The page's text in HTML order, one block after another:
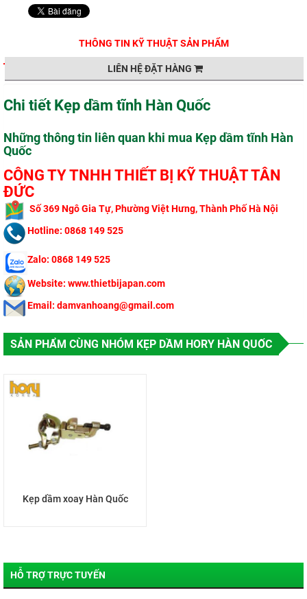
THÔNG TIN KỸ THUẬT SẢN PHẨM
LIÊN HỆ ĐẶT HÀNG
Chi tiết Kẹp dầm tĩnh Hàn Quốc
Những thông tin liên quan khi mua Kẹp dầm tĩnh Hàn
Quốc
CÔNG TY TNHH THIẾT BỊ KỸ THUẬT TÂN
ĐỨC
Số 369 Ngô Gia Tự, Phường Việt Hưng, Thành Phố Hà Nội
Hotline: 0868 149 525
Zalo: 0868 149 525
Website: www.thietbijapan.com
Email: damvanhoang@gmail.com
SẢN PHẨM CÙNG NHÓM KẸP DẦM HORY HÀN QUỐC
Kẹp dầm xoay Hàn Quốc
HỖ TRỢ TRỰC TUYẾN